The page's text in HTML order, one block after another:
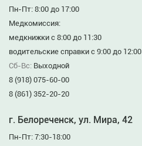
Пн-Пт: 8:00 до 17:00
Медкомиссия:
медкнижки с 8:00 до 11:30
водительские справки с 9:00 до 12:00
Сб-Вс: Выходной
8 (918) 075-60-00
8 (861) 352-20-20
г. Белореченск, ул. Мира, 42
Пн-Пт: 7:30-18:00